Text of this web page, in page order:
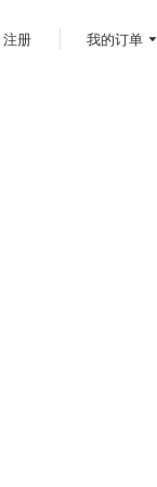
注册 我的订单